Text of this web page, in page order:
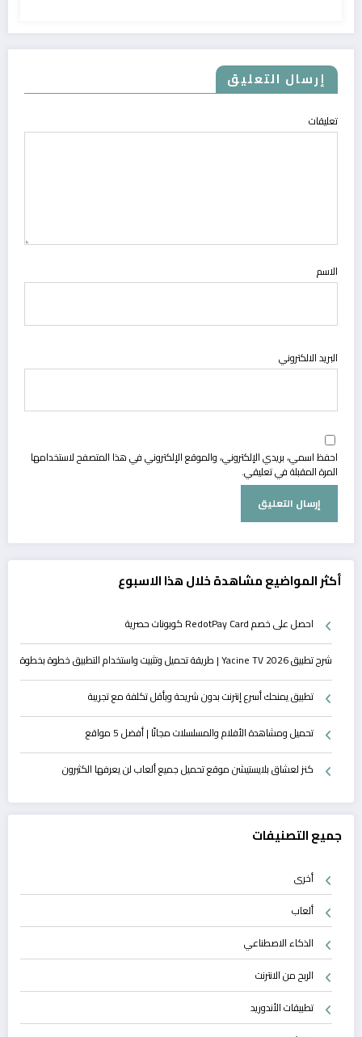
إرسال التعليق
تعليقات
الاسم
البريد الالكتروني
احفظ اسمي، بريدي الإلكتروني، والموقع الإلكتروني في هذا المتصفح لاستخدامها
المرة المقبلة في تعليقي.
أكثر المواضيع مشاهدة خلال هذا الاسبوع
احصل على خصم RedotPay Card كوبونات حصرية
شرح تطبيق Yacine TV 2026 | طريقة تحميل وتثبيت واستخدام التطبيق خطوة بخطوة
تطبيق يمنحك أسرع إنترنت بدون شريحة وبأقل تكلفة مع تجريبة
تحميل ومشاهدة الأفلام والمسلسلات مجانًا | أفضل 5 مواقع
كنز لعشاق بلايستيشن موقع تحميل جميع ألعاب لن يعرفها الكثيرون
جميع التصنيفات
أخرى
ألعاب
الذكاء الاصطناعي
الربح من الانترنت
تطبيقات الأندوريد